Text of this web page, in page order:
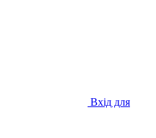
Вхід для